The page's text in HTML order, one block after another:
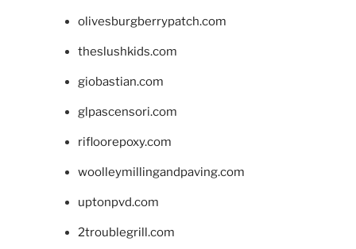
olivesburgberrypatch.com
theslushkids.com
giobastian.com
glpascensori.com
rifloorepoxy.com
woolleymillingandpaving.com
uptonpvd.com
2troublegrill.com